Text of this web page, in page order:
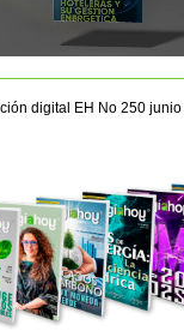
digital EH No 250